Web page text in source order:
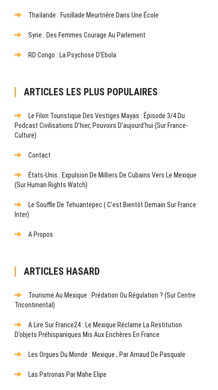
Thaïlande : Fusillade Meurtrière Dans Une École
Syrie : Des Femmes Courage Au Parlement
RD Congo : La Psychose D’Ebola
ARTICLES LES PLUS POPULAIRES
Le Filon Touristique Des Vestiges Mayas : Épisode 3/4 Du
Podcast Civilisations D’hier, Pouvoirs D’aujourd’hui (sur France-
Culture)
Contact
États-Unis : Expulsion De Milliers De Cubains Vers Le Mexique
(sur Human Rights Watch)
Le Souffle De Tehuantepec ( C’est Bientôt Demain Sur France
Inter)
A Propos
ARTICLES HASARD
Tourisme Au Mexique : Prédation Ou Régulation ? (Sur Centre
Tricontinental)
A Lire Sur France24 : Le Mexique Réclame La Restitution
D’objets Préhispaniques Mis Aux Enchères En France
Les Orgues Du Monde : Mexique , Par Arnaud De Pasquale
Las Patronas Par Mahe Elipe